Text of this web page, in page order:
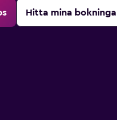
Hitta mina